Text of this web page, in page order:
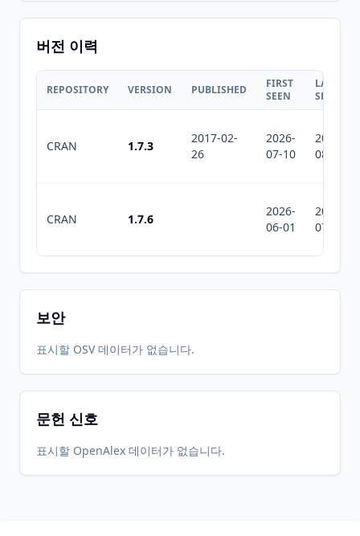
버전 이력
REPOSITORY VERSION PUBLISHED
FIRST
SEEN
LAST
SEEN
CRAN 1.7.3
2017-02-
26
2026-
07-10
2026-
08-05
CRAN 1.7.6
2026-
06-01
2026-
07-10
보안
표시할 OSV 데이터가 없습니다.
문헌 신호
표시할 OpenAlex 데이터가 없습니다.